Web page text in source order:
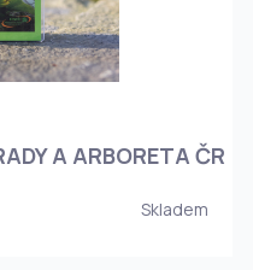
A ARBORETA ČR
Skladem